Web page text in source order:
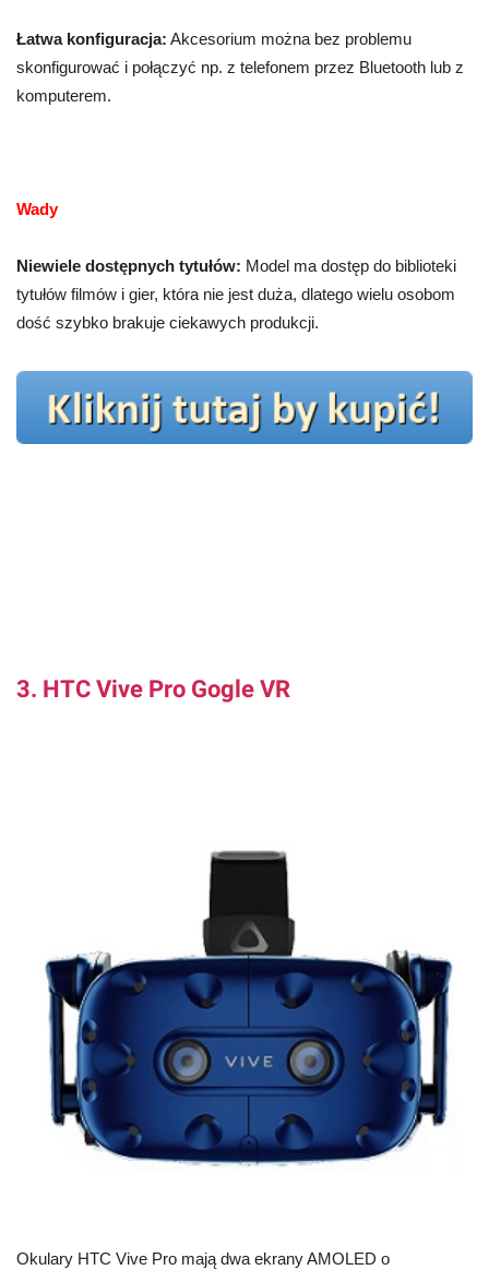
Łatwa konfiguracja: Akcesorium można bez problemu
skonfigurować i połączyć np. z telefonem przez Bluetooth lub z
komputerem.
Wady
Niewiele dostępnych tytułów: Model ma dostęp do biblioteki
tytułów filmów i gier, która nie jest duża, dlatego wielu osobom
dość szybko brakuje ciekawych produkcji.
3. HTC Vive Pro Gogle VR
Okulary HTC Vive Pro mają dwa ekrany AMOLED o